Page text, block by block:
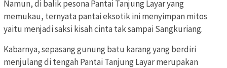
Namun, di balik pesona Pantai Tanjung Layar yang
memukau, ternyata pantai eksotik ini menyimpan mitos
yaitu menjadi saksi kisah cinta tak sampai Sangkuriang.
Kabarnya, sepasang gunung batu karang yang berdiri
menjulang di tengah Pantai Tanjung Layar merupakan